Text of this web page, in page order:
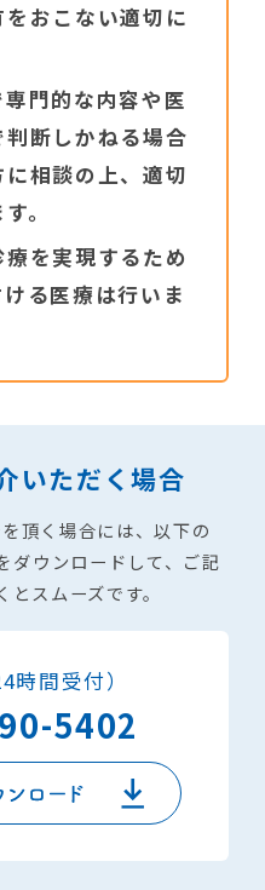
おこない適切に
門的な内容や医
断しかねる場合
相談の上、適切
。
を実現するため
る医療は行いま
いただく場合
頂く場合には、以下の
ダウンロードして、 ご記
スムーズです。
時間受付）
5402